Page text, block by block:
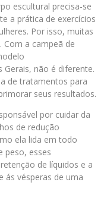
escultural precisa-se
a prática de exercícios
Por isso, muitas
a campeã de
Gerais, não é diferente.
de tratamentos para
seus resultados.
por cuidar da
de redução
ela lida em todo
peso, esses
de líquidos e a
ás vésperas de uma